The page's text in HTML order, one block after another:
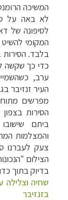
המשיכה
לא באה על
לסיפונה של
המקומי להשיט
בלבד.
כדי כך שקשה
ערב,
העיר זנזיבר
מפרשים
הסירות
ביתם
והמצלמות
צעק לעברנו
הצילום
בדיוק בתוך
שחיה וצלילה
בזנזיבר